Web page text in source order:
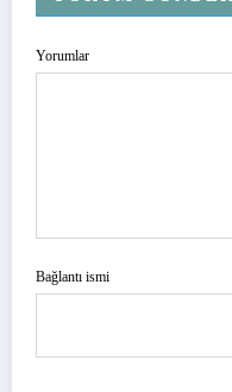
Yorumlar
Bağlantı ismi